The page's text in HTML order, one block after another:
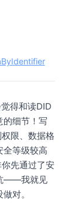
得和读DID
的细节！写
限、数据格
全等级较高
先通过了安
——我就见
对。